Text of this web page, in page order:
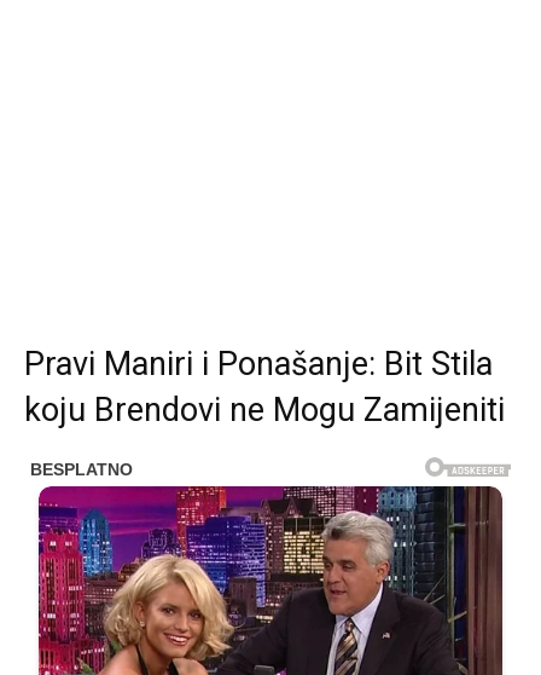
Pravi Maniri i Ponašanje: Bit Stila
koju Brendovi ne Mogu Zamijeniti